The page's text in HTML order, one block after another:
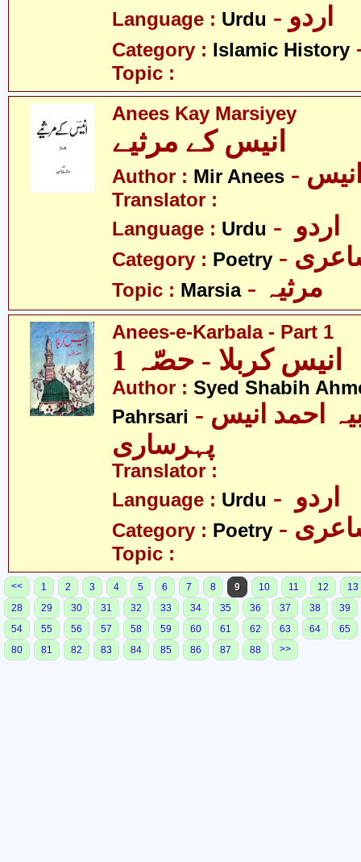
Language : Urdu - اردو
Category : Islamic History
Topic :
Anees Kay Marsiyey
انیس کے مرثیے
Author : Mir Anees
Translator :
Language : Urdu
Category : Poetry
Topic : Marsia
Anees-e-Karbala - Part 1
انیس کربلا - حصّہ 1
Author : Syed Shabih
Pahrsari - سیّد شبیہ احمد انیس
پہرساری
Translator :
Language : Urdu
Category : Poetry
Topic :
<< 1 2 3 4 5 6 7 8 9 10 11 12
13
28
29 30 31 32 33 34 35 36 37 38
39
54
55 56 57 58 59 60 61 62 63 64
65
80
81 82 83 84 85 86 87 88 >>